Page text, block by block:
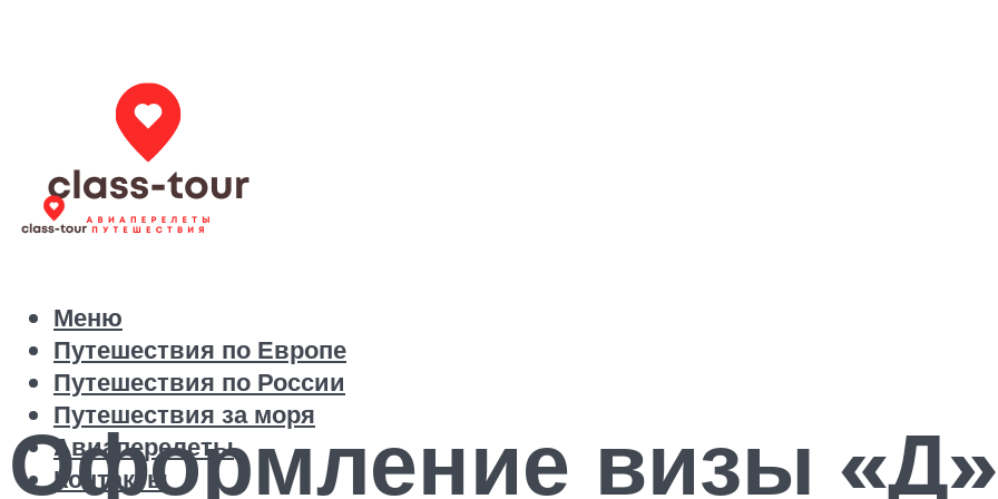
Путешествия по Европе
Путешествия по России
Путешествия за моря
Авиаперелеты
Контакты
Меню
Оформление визы